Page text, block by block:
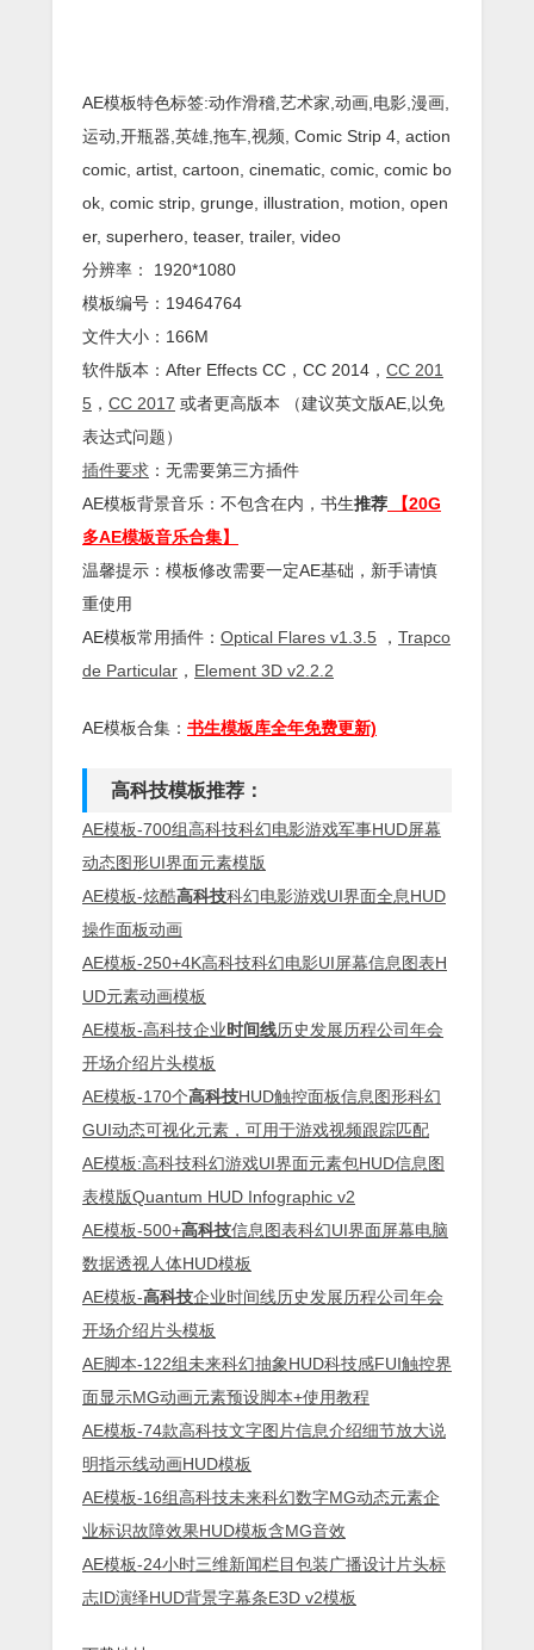
AE模板特色标签:动作滑稽,艺术家,动画,电影,漫画,
运动,开瓶器,英雄,拖车,视频, Comic Strip 4, action
comic, artist, cartoon, cinematic, comic, comic bo
ok, comic strip, grunge, illustration, motion, open
er, superhero, teaser, trailer, video
分辨率： 1920*1080
模板编号：19464764
文件大小：166M
软件版本： After Effects CC ，CC 2014， CC 201
5 ， CC 2017 或者更高版本 （建议英文版AE,以免
表达式问题）
插件要求 ：无需要第三方插件
AE模板背景音乐：不包含在内，书生推荐 【20G
多AE模板音乐合集】
温馨提示：模板修改需要一定AE基础，新手请慎
重使用
AE模板常用插件： Optical Flares v1.3.5 ， Trapco
de Particular ， Element 3D v2.2.2
AE模板合集： 书生模板库全年免费更新)
高科技模板推荐：
AE模板-700组高科技科幻电影游戏军事HUD屏幕
动态图形UI界面元素模版
AE模板-炫酷高科技科幻电影游戏UI界面全息HUD
操作面板动画
AE模板-250+4K高科技科幻电影UI屏幕信息图表H
UD元素动画模板
AE模板-高科技企业时间线历史发展历程公司年会
开场介绍片头模板
AE模板-170个高科技HUD触控面板信息图形科幻
GUI动态可视化元素，可用于游戏视频跟踪匹配
AE模板:高科技科幻游戏UI界面元素包HUD信息图
表模版Quantum HUD Infographic v2
AE模板-500+高科技信息图表科幻UI界面屏幕电脑
数据透视人体HUD模板
AE模板-高科技企业时间线历史发展历程公司年会
开场介绍片头模板
AE脚本-122组未来科幻抽象HUD科技感FUI触控界
面显示MG动画元素预设脚本+使用教程
AE模板-74款高科技文字图片信息介绍细节放大说
明指示线动画HUD模板
AE模板-16组高科技未来科幻数字MG动态元素企
业标识故障效果HUD模板含MG音效
AE模板-24小时三维新闻栏目包装广播设计片头标
志ID演绎HUD背景字幕条E3D v2模板